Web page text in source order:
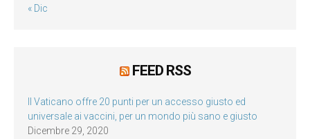
« Dic
FEED RSS
Il Vaticano offre 20 punti per un accesso giusto ed
universale ai vaccini, per un mondo più sano e giusto
Dicembre 29, 2020